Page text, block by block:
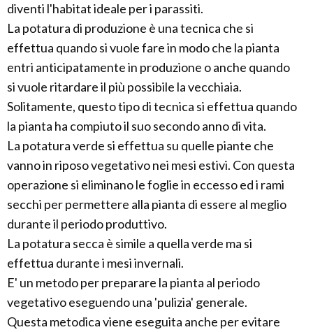
diventi l'habitat ideale per i parassiti.
La potatura di produzione è una tecnica che si
effettua quando si vuole fare in modo che la pianta
entri anticipatamente in produzione o anche quando
si vuole ritardare il più possibile la vecchiaia.
Solitamente, questo tipo di tecnica si effettua quando
la pianta ha compiuto il suo secondo anno di vita.
La potatura verde si effettua su quelle piante che
vanno in riposo vegetativo nei mesi estivi. Con questa
operazione si eliminano le foglie in eccesso ed i rami
secchi per permettere alla pianta di essere al meglio
durante il periodo produttivo.
La potatura secca è simile a quella verde ma si
effettua durante i mesi invernali.
E' un metodo per preparare la pianta al periodo
vegetativo eseguendo una 'pulizia' generale.
Questa metodica viene eseguita anche per evitare